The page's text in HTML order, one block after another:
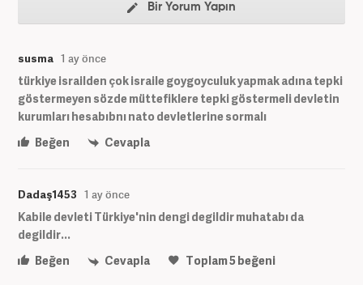
Bir Yorum Yapın
susma 1 ay önce
türkiye israilden çok israile goygoyculuk yapmak adına tepki
göstermeyen sözde müttefiklere tepki göstermeli devletin
kurumları hesabıbnı nato devletlerine sormalı
Beğen
Cevapla
Dadaş1453 1 ay önce
Kabile devleti Türkiye'nin dengi degildir muhatabı da
degildir...
Beğen
Cevapla Toplam5beğeni